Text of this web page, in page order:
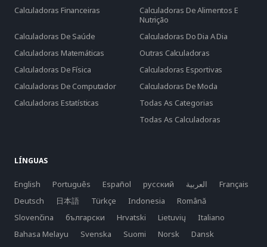
Calculadoras Financeiras
Calculadoras De Alimentos E
Nutrição
Calculadoras De Saúde
Calculadoras Do Dia A Dia
Calculadoras Matemáticas
Outras Calculadoras
Calculadoras De Física
Calculadoras Esportivas
Calculadoras De Computador
Calculadoras De Moda
Calculadoras Estatísticas
Todas As Categorias
Todas As Calculadoras
LÍNGUAS
English Português Español русский العربية
Français
Deutsch
日本語 Türkçe Indonesia
Română
Slovenčina
български Hrvatski Lietuvių
Italiano
Bahasa Melayu
Svenska Suomi Norsk
Dansk